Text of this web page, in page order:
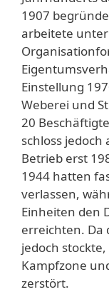
1907
arbeitete
Einstellung
Weberei und
20
schloss jedoch
Betrieb erst
1944 hatten
verlassen,
Einheiten den
erreichten. Da
jedoch
Kampfzone
zerstört.